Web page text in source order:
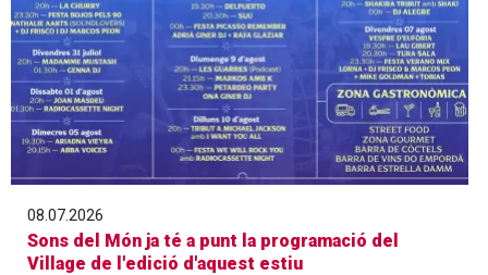
08.07.2026
Sons del Món ja té a punt la programació del
Village de l'edició d'aquest estiu